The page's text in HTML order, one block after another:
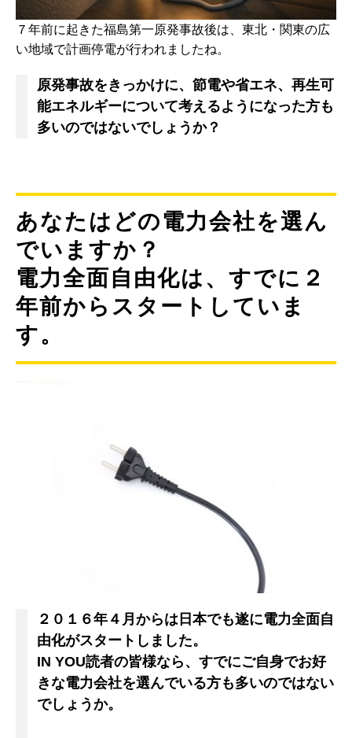
７年前に起きた福島第一原発事故後は、東北・関東の広
い地域で計画停電が行われましたね。
原発事故をきっかけに、節電や省エネ、再生可
能エネルギーについて考えるようになった方も
多いのではないでしょうか？
あなたはどの電力会社を選ん
でいますか？
電力全面自由化は、すでに２
年前からスタートしていま
す。
２０１６年４月からは日本でも遂に電力全面自
由化がスタートしました。
IN YOU読者の皆様なら、すでにご自身でお好
きな電力会社を選んでいる方も多いのではない
でしょうか。